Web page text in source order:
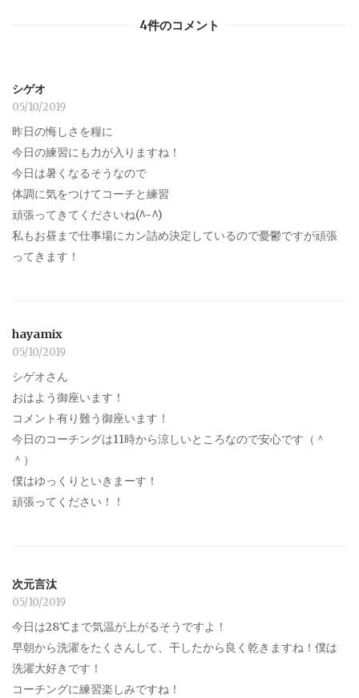
4件のコメント
シゲオ
05/10/2019
昨日の悔しさを糧に
今日の練習にも力が入りますね！
今日は暑くなるそうなので
体調に気をつけてコーチと練習
頑張ってきてくださいね(^-^)
私もお昼まで仕事場にカン詰め決定しているので憂鬱ですが頑張
ってきます！
hayamix
05/10/2019
シゲオさん
おはよう御座います！
コメント有り難う御座います！
今日のコーチングは11時から涼しいところなので安心です（＾
＾）
僕はゆっくりといきまーす！
頑張ってください！！
次元言汰
05/10/2019
今日は28℃まで気温が上がるそうですよ！
早朝から洗濯をたくさんして、干したから良く乾きますね！僕は
洗濯大好きです！
コーチングに練習楽しみですね！